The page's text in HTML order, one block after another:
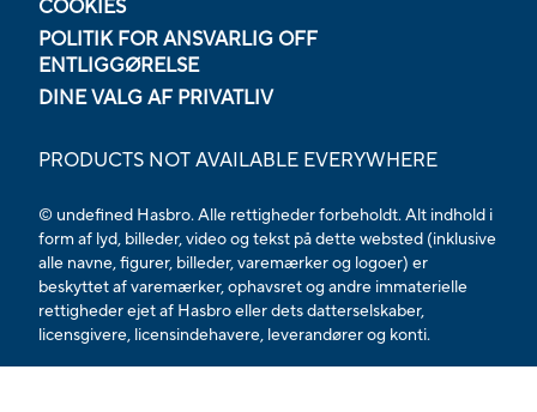
COOKIES
POLITIK FOR ANSVARLIG OFF
ENTLIGGØRELSE
DINE VALG AF PRIVATLIV
PRODUCTS NOT AVAILABLE EVERYWHERE
© undefined Hasbro. Alle rettigheder forbeholdt. Alt indhold i
form af lyd, billeder, video og tekst på dette websted (inklusive
alle navne, figurer, billeder, varemærker og logoer) er
beskyttet af varemærker, ophavsret og andre immaterielle
rettigheder ejet af Hasbro eller dets datterselskaber,
licensgivere, licensindehavere, leverandører og konti.